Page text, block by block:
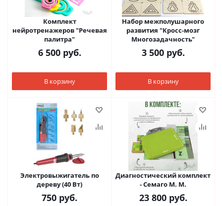
Комплект
нейротренажеров "Речевая
палитра"
6 500руб.
В корзину
Набор межполушарного
развития "Кросс-мозг
Многозадачность"
3 500руб.
В корзину
Электровыжигатель по
дереву (40 Вт)
750 руб.
Диагностический комплект
- Семаго М. М.
23 800руб.